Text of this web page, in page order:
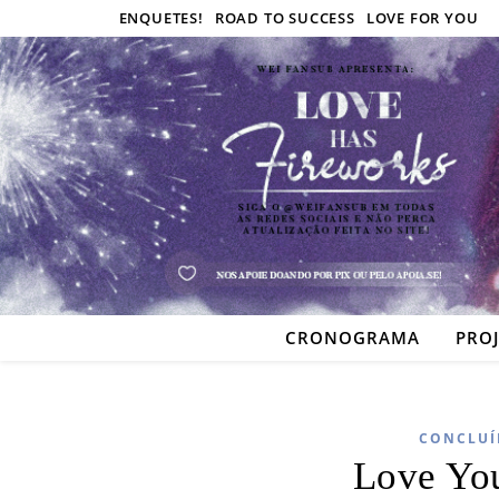
ENQUETES! ROAD TO SUCCESS LOVE FOR YOU
CRONOGRAMA
Love